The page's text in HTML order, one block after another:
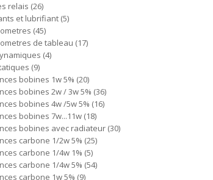
relais 26
et lubrifiant 5
45
de tableau 17
4
9
bobines 1w 5% 20
bobines 2w / 3w 5% 36
bobines 4w /5w 5% 16
bobines 7w...11w 18
bobines avec radiateur 30
carbone 1/2w 5% 25
carbone 1/4w 1% 5
carbone 1/4w 5% 54
carbone 1w 5% 9